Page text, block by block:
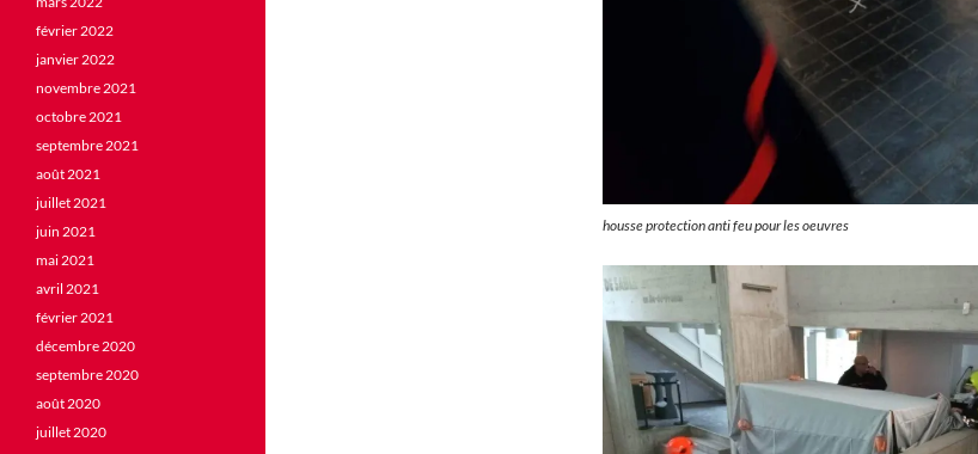
housse protection anti feu pour les oeuvres
février 2022
janvier 2022
novembre 2021
octobre 2021
septembre 2021
août 2021
juillet 2021
juin 2021
mai 2021
avril 2021
février 2021
décembre 2020
septembre 2020
août 2020
juillet 2020